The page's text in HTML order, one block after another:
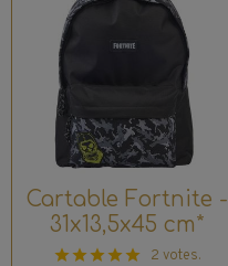
Cartable Fortnite -
31x13,5x45 cm*
2 votes.